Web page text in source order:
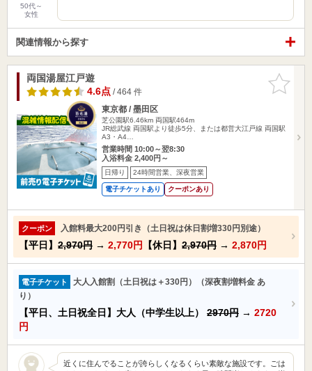
50代～
女性
関連情報から探す
お気に入
りに追加
両国湯屋江戸遊
4.6点/ 464 件
東京都 / 墨田区
芝公園駅6.46km 両国駅464m
JR総武線 両国駅より徒歩5分、または都営大江戸線 両国駅
A3・A4…
営業時間 10:00～翌8:30
入浴料金 2,400円～
日帰り 24時間営業、深夜営業
電子チケットあり クーポンあり
クーポン 入館料最大200円引き（土日祝は休日割増330円別途）
【平日】 2,970円 → 2,770円 【休日】 2,970円 → 2,870円
電子チケット
大人入館割（土日祝は＋330円）（深夜割増料金 あ
り）
【平日、土日祝全日】大人（中学生以上） 2970円 → 2720
円
近くに住んでることが誇らしくなるくらい素敵な施設です。ごは